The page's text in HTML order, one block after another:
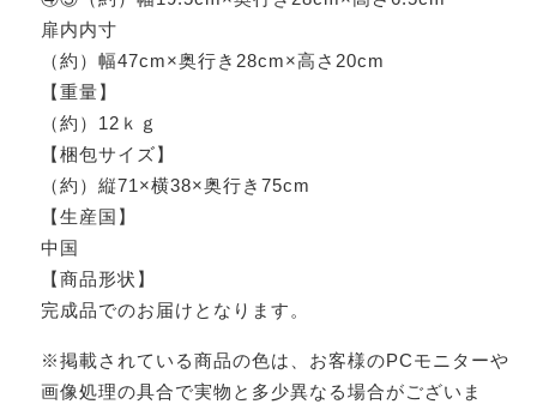
扉内内寸
（約）幅47cm×奥行き28cm×高さ20cm
【重量】
（約）12ｋｇ
【梱包サイズ】
（約）縦71×横38×奥行き75cm
【生産国】
中国
【商品形状】
完成品でのお届けとなります。
※掲載されている商品の色は、お客様のPCモニターや
画像処理の具合で実物と多少異なる場合がございま